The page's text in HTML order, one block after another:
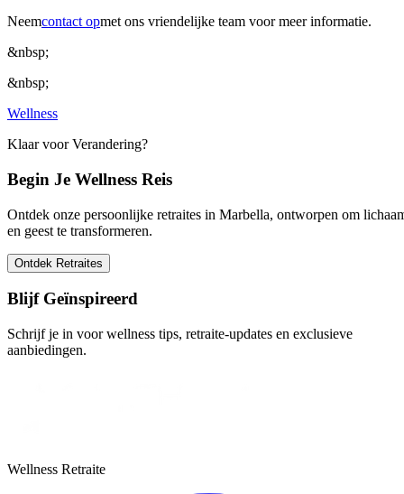
Neemcontact opmet ons vriendelijke team voor meer informatie.
&nbsp;
&nbsp;
Wellness
Klaar voor Verandering?
Begin Je Wellness Reis
Ontdek onze persoonlijke retraites in Marbella, ontworpen om
en geest te transformeren.
Ontdek Retraites
Blijf Geïnspireerd
Schrijf je in voor wellness tips, retraite-updates en exclusieve
aanbiedingen.
Wellness Retraite